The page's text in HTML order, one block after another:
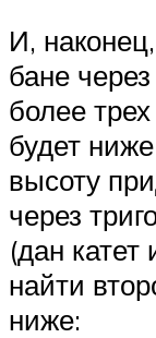
И,
бане
более
будет
высоту
через
(дан
найти
ниже: